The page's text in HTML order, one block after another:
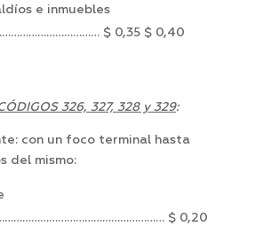
e inmuebles
$ 0,35 $ 0,40
326, 327, 328 y 329:
con un foco terminal hasta
del mismo:
$ 0,20